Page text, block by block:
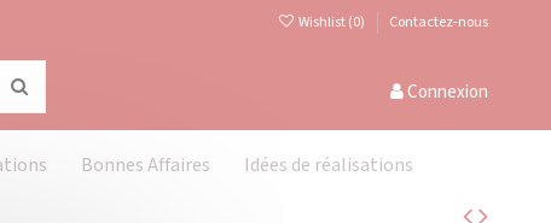
Wishlist (0) Contactez-nous
Connexion
Bonnes Affaires Idées de réalisations